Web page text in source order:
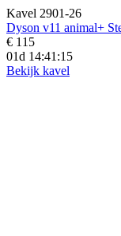
Kavel 2901-26
Dyson v11 animal+
€ 115
01d 14:41:13
Bekijk kavel